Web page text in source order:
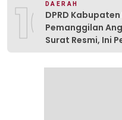
10DAERAH
DPRD
Pemanggilan
Surat Resmi, Ini